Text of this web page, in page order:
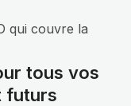
qui couvre la
tous vos
futurs